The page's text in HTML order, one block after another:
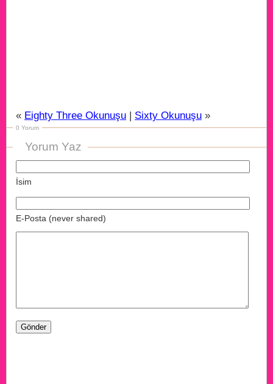
« Eighty Three Okunuşu | Sixty Okunuşu »
0 Yorum
Yorum Yaz
İsim
E-Posta (never shared)